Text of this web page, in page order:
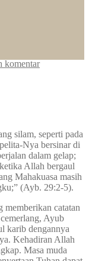
komentar
silam, seperti pada
Nya bersinar di
dalam gelap;
Allah bergaul
Mahakuasa masih
(Ayb. 29:2-5).
catatan
Ayub
karib dengannya
Kehadiran Allah
Masa muda